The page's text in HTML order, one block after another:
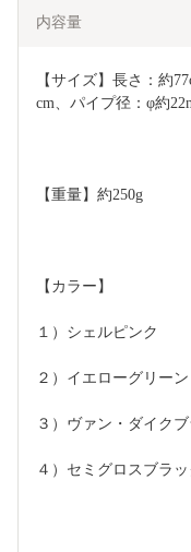
内容量
【サイズ】長さ：約
cm、パイプ径：φ約
【重量】約250g
【カラー】
１）シェルピンク
２）イエローグリーン
３）ヴァン・ダイク
４）セミグロスブラッ